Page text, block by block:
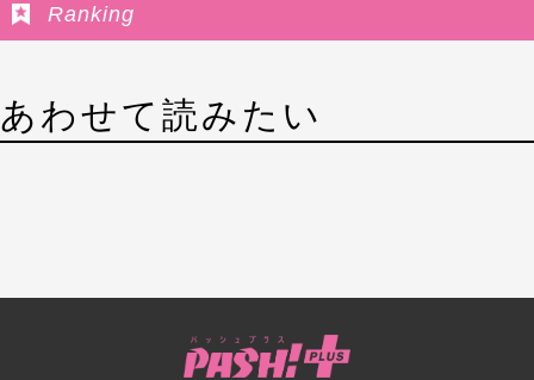
Ranking
あわせて読みたい